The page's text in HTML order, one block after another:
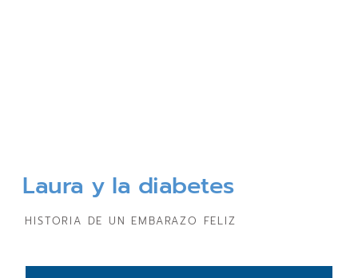
Laura y la diabetes
HISTORIA DE UN EMBARAZO FELIZ